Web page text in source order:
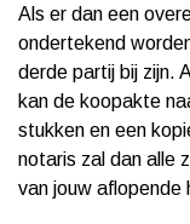
Als er dan een
ondertekend
derde partij bij zijn.
kan de koopakte
stukken en een
notaris zal dan alle
van jouw aflopende